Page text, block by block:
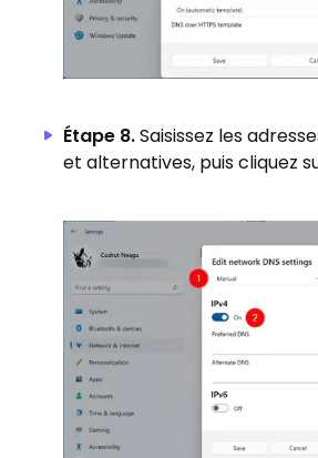
Étape 8.Saisissez les
et alternatives, puis cliquez